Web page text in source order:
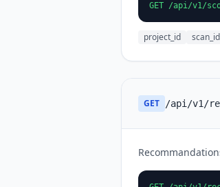
GET /api/v1/
project_id scan_id
GET /api/v1/